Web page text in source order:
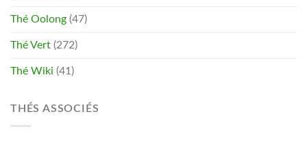
Thé Oolong (47)
Thé Vert (272)
Thé Wiki (41)
THÉS ASSOCIÉS